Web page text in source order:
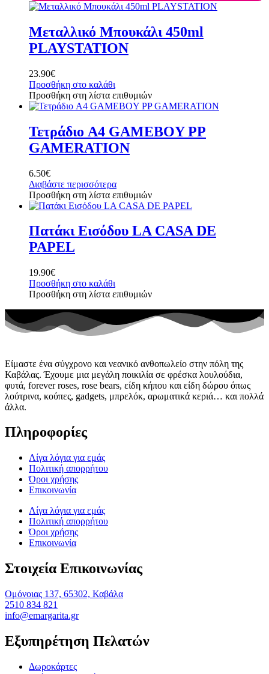
Μεταλλικό Μπουκάλι 450ml
PLAYSTATION
23.90€
Προσθήκη στο καλάθι
Προσθήκη στη λίστα επιθυμιών
Τετράδιο A4 GAMEBOY PP
GAMERATION
6.50€
Διαβάστε περισσότερα
Προσθήκη στη λίστα επιθυμιών
Πατάκι Εισόδου LA CASA DE
PAPEL
19.90€
Προσθήκη στο καλάθι
Προσθήκη στη λίστα επιθυμιών
Είμαστε ένα σύγχρονο και νεανικό ανθοπωλείο στην πόλη της
Καβάλας. Έχουμε μια μεγάλη ποικιλία σε φρέσκα λουλούδια,
φυτά, forever roses, rose bears, είδη κήπου και είδη δώρου όπως
λούτρινα, κούπες, gadgets, μπρελόκ, αρωματικά κεριά… και πολλά
άλλα.
Πληροφορίες
Λίγα λόγια για εμάς
Πολιτική απορρήτου
Όροι χρήσης
Επικοινωνία
Λίγα λόγια για εμάς
Πολιτική απορρήτου
Όροι χρήσης
Επικοινωνία
Στοιχεία Επικοινωνίας
Ομόνοιας 137, 65302, Καβάλα
2510 834 821
info@emargarita.gr
Εξυπηρέτηση Πελατών
Δωροκάρτες